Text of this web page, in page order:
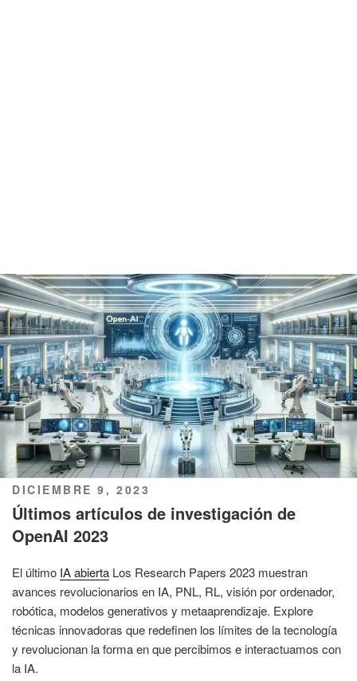
PUBLICADO
EL
DICIEMBRE 9, 2023
Últimos artículos de investigación de
OpenAI 2023
El último IA abierta Los Research Papers 2023 muestran
avances revolucionarios en IA, PNL, RL, visión por ordenador,
robótica, modelos generativos y metaaprendizaje. Explore
técnicas innovadoras que redefinen los límites de la tecnología
y revolucionan la forma en que percibimos e interactuamos con
la IA.